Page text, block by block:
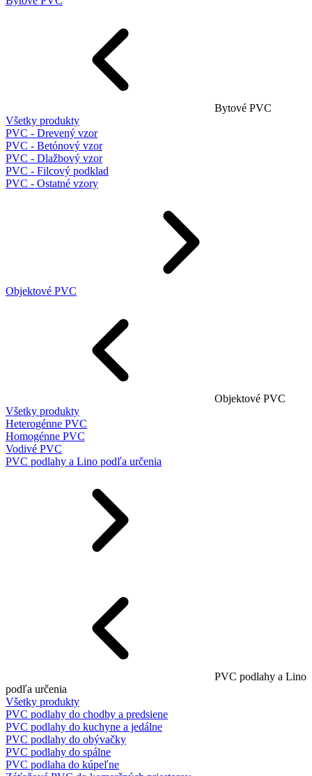
Bytové PVC
Všetky produkty
PVC - Drevený vzor
PVC - Betónový vzor
PVC - Dlažbový vzor
PVC - Filcový podklad
PVC - Ostatné vzory
Objektové PVC
Objektové PVC
Všetky produkty
Heterogénne PVC
Homogénne PVC
Vodivé PVC
PVC podlahy a Lino podľa určenia
PVC podlahy a Lino
podľa určenia
Všetky produkty
PVC podlahy do chodby a predsiene
PVC podlahy do kuchyne a jedálne
PVC podlahy do obývačky
PVC podlahy do spálne
PVC podlaha do kúpeľne